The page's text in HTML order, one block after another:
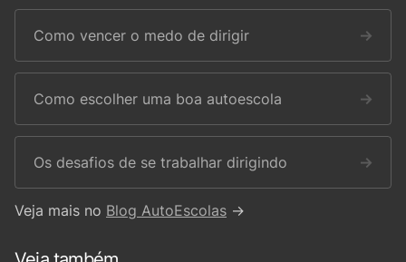
Como vencer o medo de dirigir →
Como escolher uma boa autoescola →
Os desafios de se trabalhar dirigindo →
Veja mais no Blog AutoEscolas →